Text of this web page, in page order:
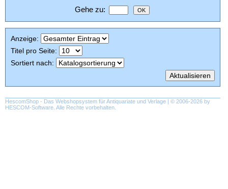
Gehe zu:
Anzeige:
Titel pro Seite:
Sortiert nach:
HescomShop - Das Webshopsystem für Antiquariate und Verlage | © 2006-2026 by
HESCOM-Software . Alle Rechte vorbehalten.